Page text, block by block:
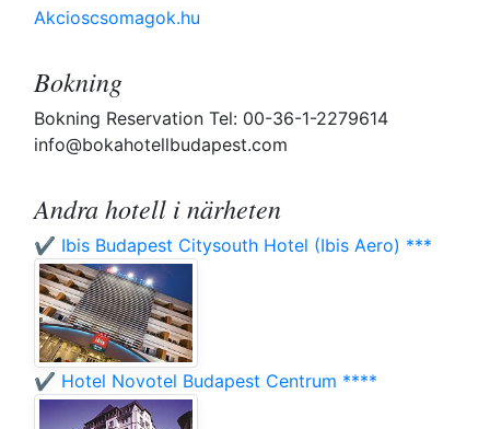
Akcioscsomagok.hu
Bokning
Bokning Reservation Tel: 00-36-1-2279614
info@bokahotellbudapest.com
Andra hotell i närheten
✔️ Ibis Budapest Citysouth Hotel (Ibis Aero) ***
✔️ Hotel Novotel Budapest Centrum ****